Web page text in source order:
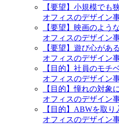
【要望】小規模でも
オフィスのデザイン
【要望】映画のよう
オフィスのデザイン
【要望】遊び心があ
オフィスのデザイン
【目的】社員のモチ
オフィスのデザイン
【目的】憧れの対象
オフィスのデザイン
【目的】ABWを取
オフィスのデザイン